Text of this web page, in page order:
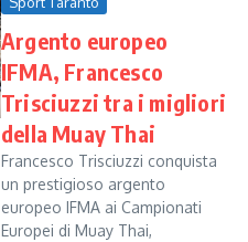
Argento europeo
IFMA, Francesco
Trisciuzzi tra i migliori
della Muay Thai
Francesco Trisciuzzi conquista
un prestigioso argento
europeo IFMA ai Campionati
Europei di Muay Thai,